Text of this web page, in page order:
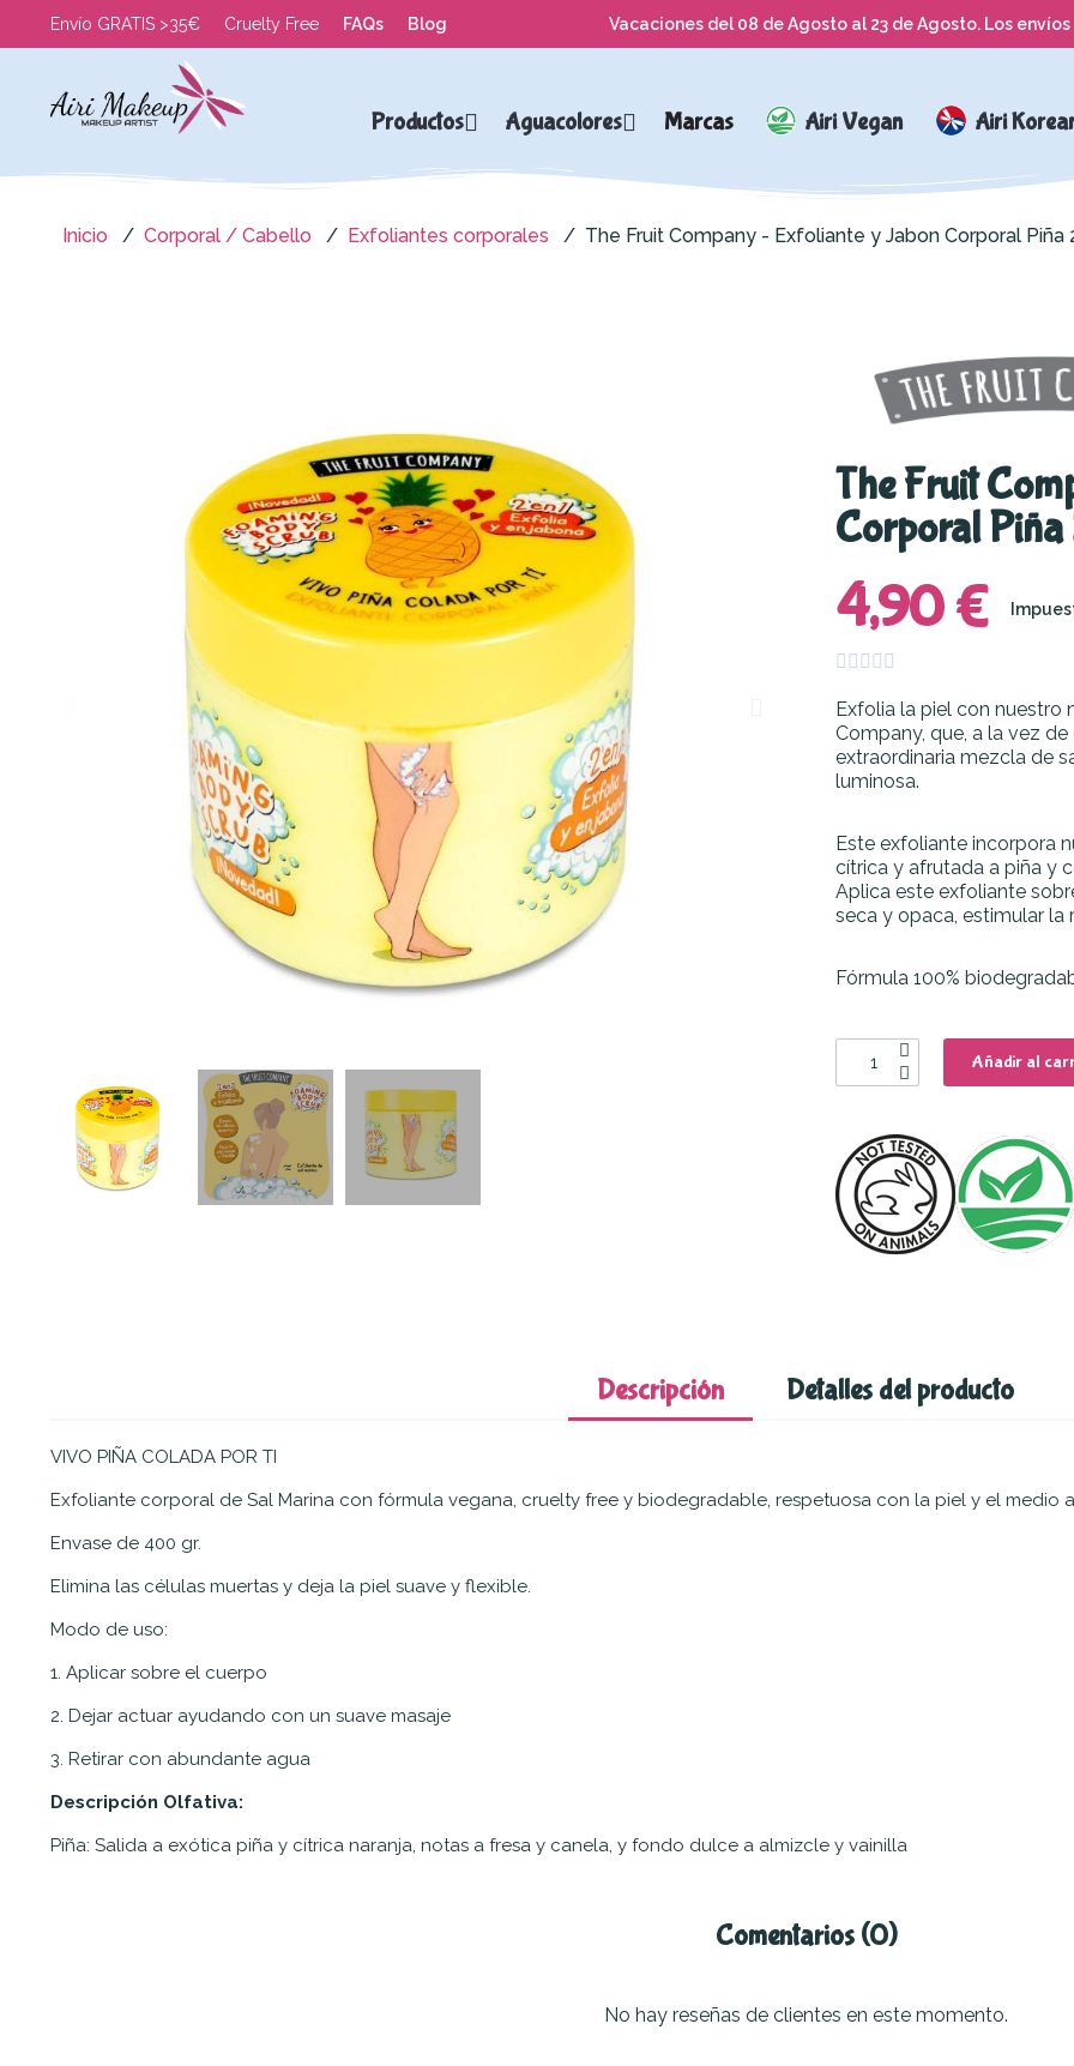
Envío GRATIS >35€ Cruelty Free FAQs Blog Vacaciones del 08 de Agosto al 23 de Agosto. Los
Productos Aguacolores Marcas Airi Vegan Airi
Inicio Corporal / Cabello Exfoliantes corporales The Fruit Company - Exfoliante y Jabon Corporal Piña
The Fruit
Corporal
4,90 €
    
Exfolia la piel con nuestro
Company, que, a la vez
extraordinaria mezcla de
luminosa.
Este exfoliante incorpora
cítrica y afrutada a piña y
Aplica este exfoliante
seca y opaca, estimular la
Fórmula 100%
Añadir al
Descripción Detalles del producto
VIVO PIÑA COLADA POR TI
Exfoliante corporal de Sal Marina con fórmula vegana, cruelty free y biodegradable, respetuosa con la piel y el medio
Envase de 400 gr.
Elimina las células muertas y deja la piel suave y flexible.
Modo de uso:
1. Aplicar sobre el cuerpo
2. Dejar actuar ayudando con un suave masaje
3. Retirar con abundante agua
Descripción Olfativa:
Piña: Salida a exótica piña y cítrica naranja, notas a fresa y canela, y fondo dulce a almizcle y vainilla
Comentarios (0)
No hay reseñas de clientes en este momento.